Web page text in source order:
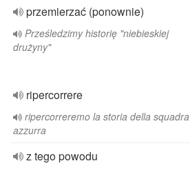
przemierzać (ponownie)
Prześledzimy historię "niebieskiej
drużyny"
ripercorrere
ripercorreremo la storia della squadra
azzurra
z tego powodu